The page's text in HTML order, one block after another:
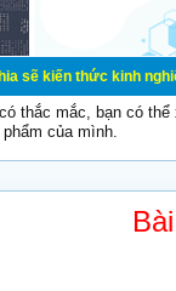
kinh nghiệm
thắc mắc, bạn có
của mình.